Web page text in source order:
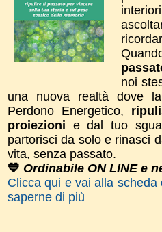
noi
una nuova realtà dove
Perdono Energetico,
proiezioni e dal tuo
partorisci da solo e rinasci
vita, senza passato.
💙 Ordinabile ON LINE e
Clicca qui e vai alla
saperne di più